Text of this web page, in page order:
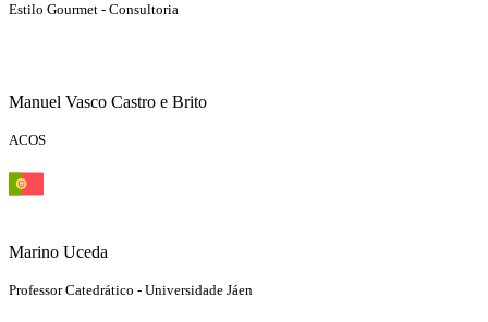
Estilo Gourmet - Consultoria
Manuel Vasco Castro e Brito
ACOS
Marino Uceda
Professor Catedrático - Universidade Jáen